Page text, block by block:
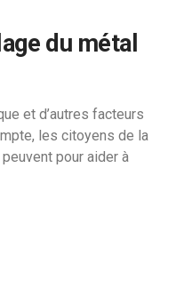
du métal
et d’autres facteurs
les citoyens de la
pour aider à